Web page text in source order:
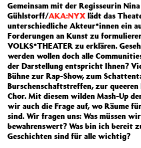
Gemeinsam mit der Regisseurin Nina
Gühlstorff/AKA:NYX lädt das
unterschiedliche Akteur*innen ein
Forderungen an Kunst zu
VOLKS*THEATER zu erklären.
werden wollen doch alle
der Darstellung entspricht Ihnen?
Bühne zur Rap-Show, zum
Burschenschaftstreffen, zur queeren
Chor. Mit diesem wilden Mash-Up
wir auch die Frage auf, wo Räume
sind. Wir fragen uns: Was müssen
bewahrenswert? Was bin ich bereit
Geschichten sind für alle wichtig?